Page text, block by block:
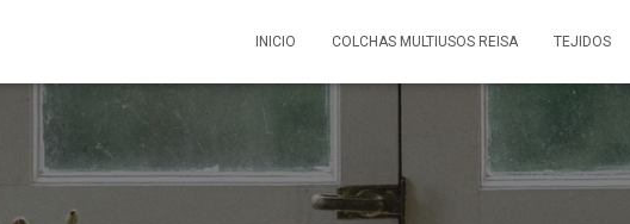
INICIO COLCHAS MULTIUSOS REISA TEJIDOS